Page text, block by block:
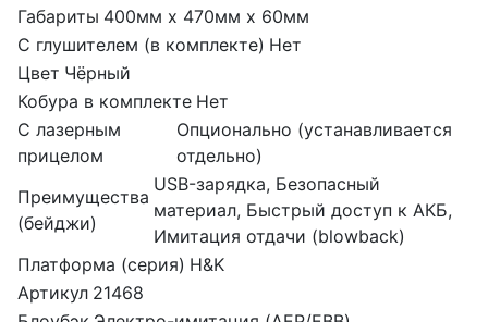
Габариты 400мм х 470мм х 60мм
С глушителем (в комплекте) Нет
Цвет Чёрный
Кобура в комплекте Нет
С лазерным
прицелом
Опционально (устанавливается
отдельно)
Преимущества
(бейджи)
USB-зарядка, Безопасный
материал, Быстрый доступ к АКБ,
Имитация отдачи (blowback)
Платформа (серия) H&K
Артикул 21468